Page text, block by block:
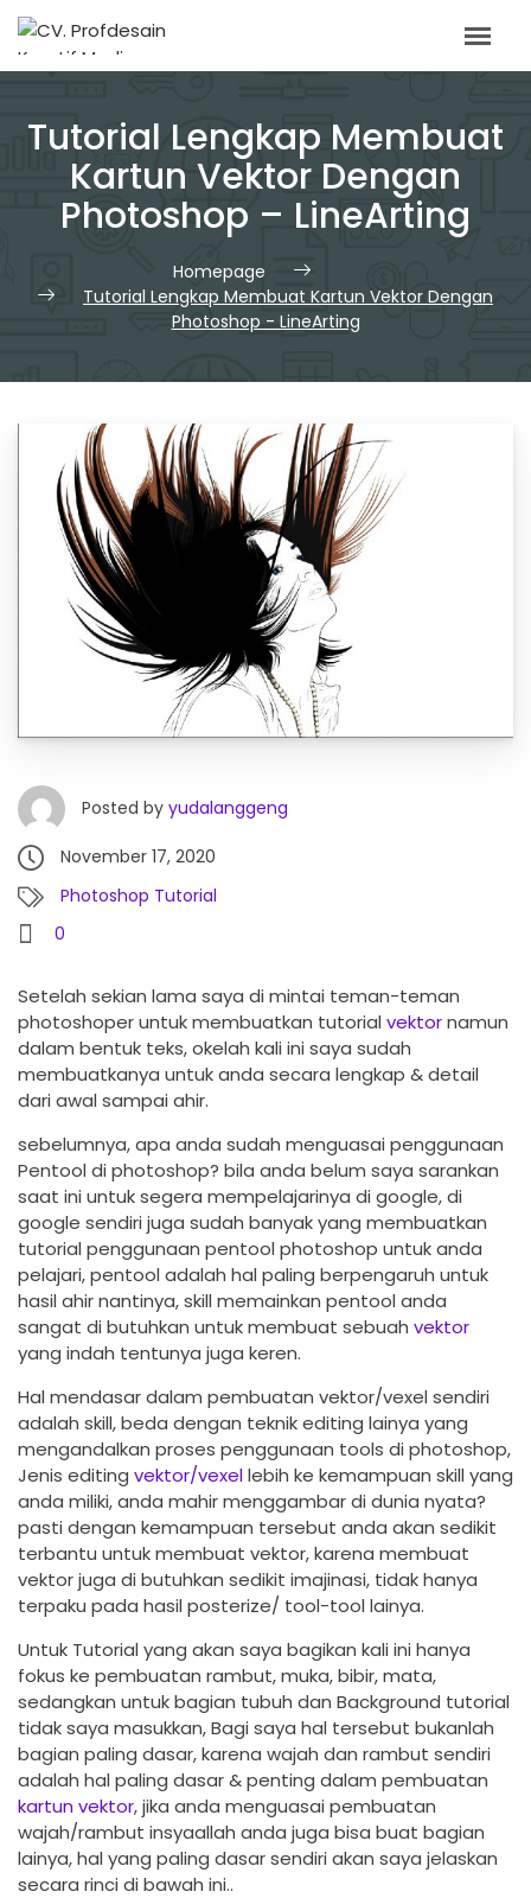
Skip
to
Tutorial Lengkap Membuat
Kartun Vektor Dengan
Photoshop – LineArting
Homepage
Tutorial Lengkap Membuat Kartun Vektor Dengan
Photoshop - LineArting
Posted by yudalanggeng
November 17, 2020
Photoshop Tutorial
0
Setelah sekian lama saya di mintai teman-teman
photoshoper untuk membuatkan tutorial vektornamun
dalam bentuk teks, okelah kali ini saya sudah
membuatkanya untuk anda secara lengkap & detail
dari awal sampai ahir.
sebelumnya, apa anda sudah menguasai penggunaan
Pentool di photoshop? bila anda belum saya sarankan
saat ini untuk segera mempelajarinya di google, di
google sendiri juga sudah banyak yang membuatkan
tutorial penggunaan pentool photoshop untuk anda
pelajari, pentool adalah hal paling berpengaruh untuk
hasil ahir nantinya, skill memainkan pentool anda
sangat di butuhkan untuk membuat sebuah vektor
yang indah tentunya juga keren.
Hal mendasar dalam pembuatan vektor/vexel sendiri
adalah skill, beda dengan teknik editing lainya yang
mengandalkan proses penggunaan tools di photoshop,
Jenis editing vektor/vexellebih ke kemampuan skill yang
anda miliki, anda mahir menggambar di dunia nyata?
pasti dengan kemampuan tersebut anda akan sedikit
terbantu untuk membuat vektor, karena membuat
vektor juga di butuhkan sedikit imajinasi, tidak hanya
terpaku pada hasil posterize/ tool-tool lainya.
Untuk Tutorial yang akan saya bagikan kali ini hanya
fokus ke pembuatan rambut, muka, bibir, mata,
sedangkan untuk bagian tubuh dan Background tutorial
tidak saya masukkan, Bagi saya hal tersebut bukanlah
bagian paling dasar, karena wajah dan rambut sendiri
adalah hal paling dasar & penting dalam pembuatan
kartun vektor, jika anda menguasai pembuatan
wajah/rambut insyaallah anda juga bisa buat bagian
lainya, hal yang paling dasar sendiri akan saya jelaskan
secara rinci di bawah ini..